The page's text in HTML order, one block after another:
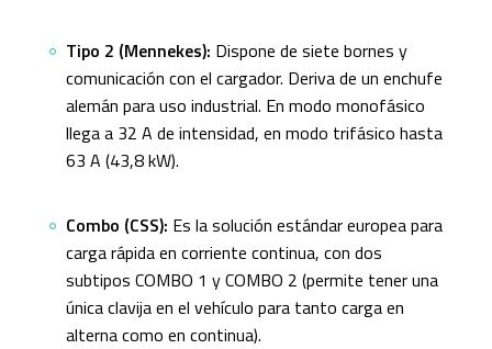
Tipo 2 (Mennekes): Dispone de siete bornes y
comunicación con el cargador. Deriva de un enchufe
alemán para uso industrial. En modo monofásico
llega a 32 A de intensidad, en modo trifásico hasta
63 A (43,8 kW).
Combo (CSS): Es la solución estándar europea para
carga rápida en corriente continua, con dos
subtipos COMBO 1 y COMBO 2 (permite tener una
única clavija en el vehículo para tanto carga en
alterna como en continua).